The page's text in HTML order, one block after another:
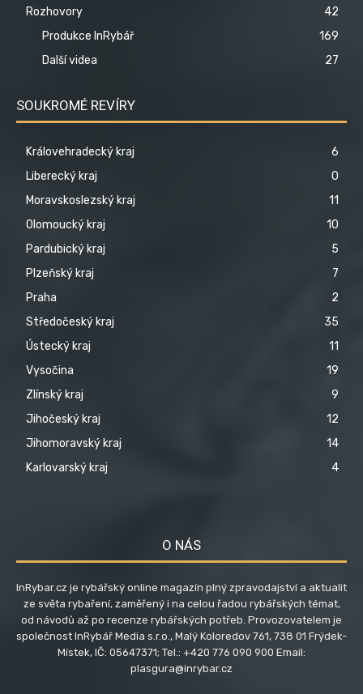
Rozhovory
42
Produkce InRybář
169
Další videa
27
SOUKROMÉ REVÍRY
Královehradecký kraj
6
Liberecký kraj
0
Moravskoslezský kraj
11
Olomoucký kraj
10
Pardubický kraj
5
Plzeňský kraj
7
Praha
2
Středočeský kraj
35
Ústecký kraj
11
Vysočina
19
Zlínský kraj
9
Jihočeský kraj
12
Jihomoravský kraj
14
Karlovarský kraj
4
O NÁS
InRybar.cz je rybářský online magazín plný zpravodajství a aktualit
ze světa rybaření, zaměřený i na celou řadou rybářských témat,
od návodů až po recenze rybářských potřeb. Provozovatelem je
společnost InRybář Media s.r.o., Malý Koloredov 761, 738 01 Frýdek-
Místek, IČ: 05647371; Tel.: +420 776 090 900 Email:
plasgura@inrybar.cz